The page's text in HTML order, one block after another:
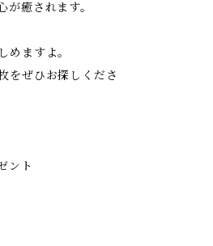
癒されます。
めますよ。
をぜひお探しくださ
ント